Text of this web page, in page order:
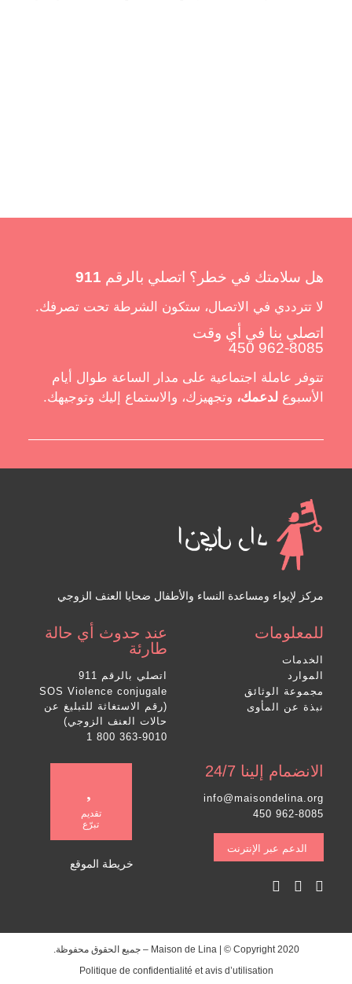
هل سلامتك في خطر؟ اتصلي بالرقم 911
لا تترددي في الاتصال، ستكون الشرطة تحت تصرفك.
اتصلي بنا في أي وقت
450 962-8085
تتوفر عاملة اجتماعية على مدار الساعة طوال أيام
الأسبوع لدعمك، وتجهيزك، والاستماع إليك وتوجيهك.
مركز لإيواء ومساعدة النساء والأطفال ضحايا العنف الزوجي
للمعلومات
الخدمات
الموارد
مجموعة الوثائق
نبذة عن المأوى
عند حدوث أي حالة
طارئة
اتصلي بالرقم 911
SOS Violence conjugale
(رقم الاستغاثة للتبليغ عن
حالات العنف الزوجي)
1 800 363-9010
الانضمام إلينا 24/7
info@maisondelina.org
450 962-8085
الدعم عبر الإنترنت
تقديم
تبرّع
خريطة الموقع
Maison de Lina | © Copyright 2020 –
جميع الحقوق محفوظة.
Politique de confidentialité et avis d’utilisation​​